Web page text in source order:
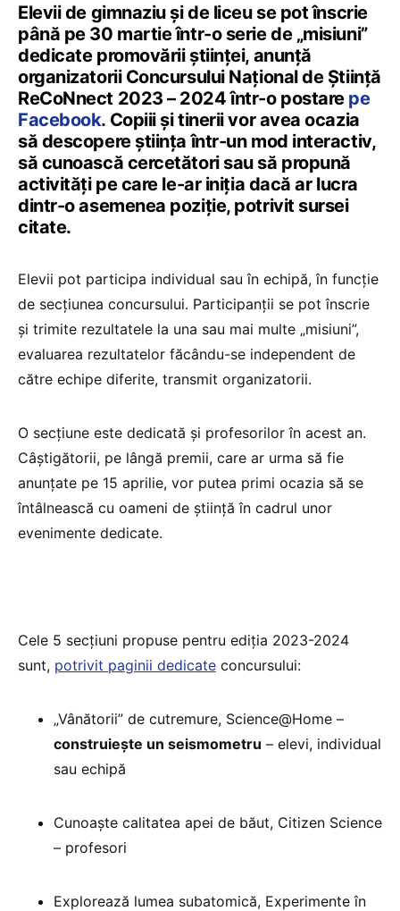
Elevii de gimnaziu și de liceu se pot înscrie
până pe 30 martie într-o serie de „misiuni”
dedicate promovării științei, anunță
organizatorii Concursului Național de Știință
ReCoNnect 2023 – 2024 într-o postare pe
Facebook. Copiii și tinerii vor avea ocazia
să descopere știința într-un mod interactiv,
să cunoască cercetători sau să propună
activități pe care le-ar iniția dacă ar lucra
dintr-o asemenea poziție, potrivit sursei
citate.
Elevii pot participa individual sau în echipă, în funcție
de secțiunea concursului. Participanții se pot înscrie
și trimite rezultatele la una sau mai multe „misiuni”,
evaluarea rezultatelor făcându-se independent de
către echipe diferite, transmit organizatorii.
O secțiune este dedicată și profesorilor în acest an.
Câștigătorii, pe lângă premii, care ar urma să fie
anunțate pe 15 aprilie, vor putea primi ocazia să se
întâlnească cu oameni de știință în cadrul unor
evenimente dedicate.
Cele 5 secțiuni propuse pentru ediția 2023-2024
sunt, potrivit paginii dedicate concursului:
„Vânătorii” de cutremure, Science@Home –
construiește un seismometru – elevi, individual
sau echipă
Cunoaște calitatea apei de băut, Citizen Science
– profesori
Explorează lumea subatomică, Experimente în